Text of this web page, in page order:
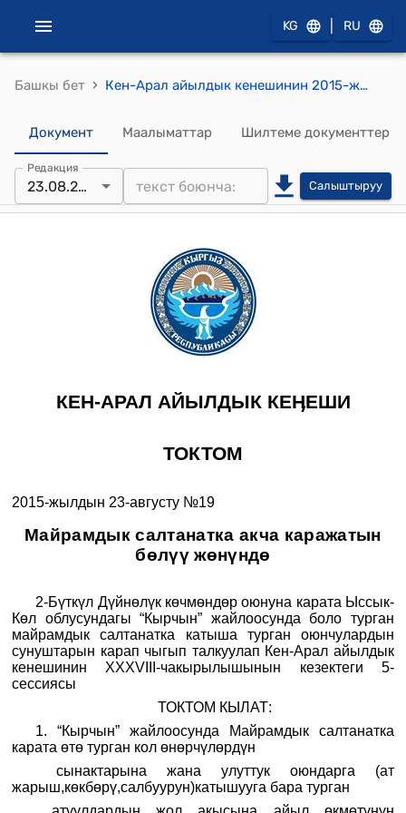
KG RU
Башкы бет › Кен-Арал айылдык кенешинин 2015-жылдын 23-августундагы № 19 "Майрамдык салтанатка акча каражатын бөлүү жөнүндө" токтому
Документ Маалыматтар Шилтеме документтер
Редакция
23.08.2016 Салыштыруу